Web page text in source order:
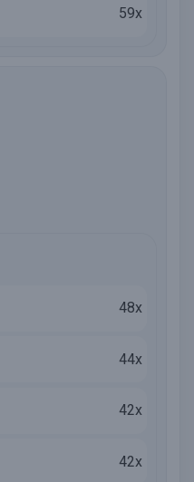
59x
48x
44x
42x
42x